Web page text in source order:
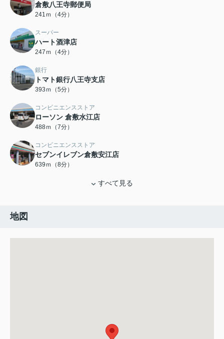
倉敷八王寺郵便局
241ｍ（4分）
スーパー
ハート酒津店
247ｍ（4分）
銀行
トマト銀行八王寺支店
393ｍ（5分）
コンビニエンスストア
ローソン 倉敷水江店
488ｍ（7分）
コンビニエンスストア
セブンイレブン倉敷安江店
639ｍ（8分）
すべて見る
地図